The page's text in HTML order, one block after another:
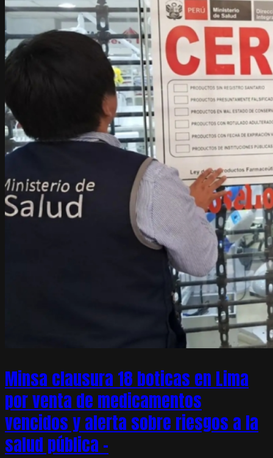
Minsa clausura 18 boticas en Lima
por venta de medicamentos
vencidos y alerta sobre riesgos a la
salud pública –